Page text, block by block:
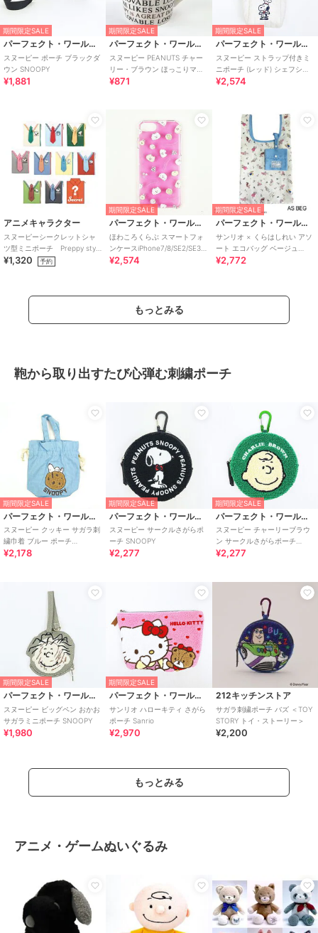
期間限定SALE
パーフェクト・ワールド・トーキョー
スヌーピー ポーチ ブラックダ
ウン SNOOPY
¥1,881
期間限定SALE
パーフェクト・ワールド・トーキョー
スヌーピー PEANUTS チャー
リー・ブラウン ほっこりマグ
マリモクラフト
¥871
期間限定SALE
パーフェクト・ワールド・トーキョー
スヌーピー ストラップ付きミ
ニポーチ (レッド) シェフシリ
ーズ SNOOPY
¥2,574
アニメキャラクター
スヌーピーシークレットシャ
ツ型ミニポーチ Preppy style
school bus（１０種）
¥1,320 予約
期間限定SALE
パーフェクト・ワールド・トーキョー
ほわころくらぶ スマートフォ
ンケースiPhone7/8/SE2/SE3
フルーツ スマホ カバー
¥2,574
期間限定SALE
パーフェクト・ワールド・トーキョー
サンリオ × くらはしれい アソ
ート エコバッグ ベージュ
Sanrio
¥2,772
もっとみる
鞄から取り出すたび心弾む刺繍ポーチ
期間限定SALE
パーフェクト・ワールド・トーキョー
スヌーピー クッキー サガラ刺
繍巾着 ブルー ポーチ
SNOOPY
¥2,178
期間限定SALE
パーフェクト・ワールド・トーキョー
スヌーピー サークルさがらポ
ーチ SNOOPY
¥2,277
期間限定SALE
パーフェクト・ワールド・トーキョー
スヌーピー チャーリーブラウ
ン サークルさがらポーチ
SNOOPY
¥2,277
期間限定SALE
パーフェクト・ワールド・トーキョー
スヌーピー ビッグペン おかお
サガラミニポーチ SNOOPY
¥1,980
期間限定SALE
パーフェクト・ワールド・トーキョー
サンリオ ハローキティ さがら
ポーチ Sanrio
¥2,970
212キッチンストア
サガラ刺繍ポーチ バズ ＜TOY
STORY トイ・ストーリー＞
¥2,200
もっとみる
アニメ・ゲームぬいぐるみ